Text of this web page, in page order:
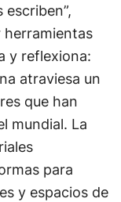
herramientas
y reflexiona:
atraviesa un
que han
mundial. La
para
y espacios de